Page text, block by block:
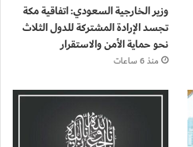
وزير الخارجية السعودي: اتفاقية مكة
تجسد الإرادة المشتركة للدول الثلاث
نحو حماية الأمن والاستقرار
منذ 6 ساعات